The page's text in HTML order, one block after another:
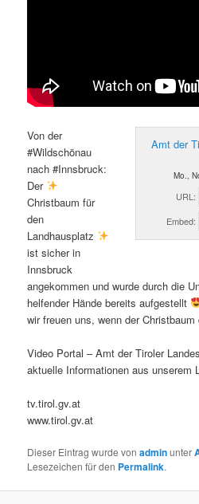
Amt der
Mo.,
URL:
Embed:
Von der
#Wildschönau
nach #Innsbruck:
Der
Christbaum für
den
Landhausplatz
ist sicher in
Innsbruck
angekommen und wurde durch die
helfender Hände bereits aufgestellt
wir freuen uns, wenn der
Video Portal – Amt der Tiroler
aktuelle Informationen aus unserem
tv.tirol.gv.at
www.tirol.gv.at
Dieser Eintrag wurde vonadminunter
Lesezeichen für den Permalink.